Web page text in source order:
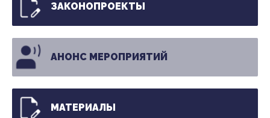
ЗАКОНОПРОЕКТЫ
АНОНС МЕРОПРИЯТИЙ
МАТЕРИАЛЫ